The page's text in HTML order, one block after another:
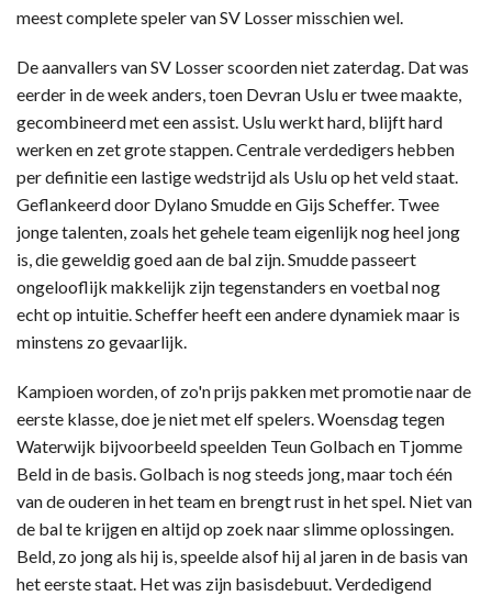
meest complete speler van SV Losser misschien wel.
De aanvallers van SV Losser scoorden niet zaterdag. Dat was
eerder in de week anders, toen Devran Uslu er twee maakte,
gecombineerd met een assist. Uslu werkt hard, blijft hard
werken en zet grote stappen. Centrale verdedigers hebben
per definitie een lastige wedstrijd als Uslu op het veld staat.
Geflankeerd door Dylano Smudde en Gijs Scheffer. Twee
jonge talenten, zoals het gehele team eigenlijk nog heel jong
is, die geweldig goed aan de bal zijn. Smudde passeert
ongelooflijk makkelijk zijn tegenstanders en voetbal nog
echt op intuitie. Scheffer heeft een andere dynamiek maar is
minstens zo gevaarlijk.
Kampioen worden, of zo'n prijs pakken met promotie naar de
eerste klasse, doe je niet met elf spelers. Woensdag tegen
Waterwijk bijvoorbeeld speelden Teun Golbach en Tjomme
Beld in de basis. Golbach is nog steeds jong, maar toch één
van de ouderen in het team en brengt rust in het spel. Niet van
de bal te krijgen en altijd op zoek naar slimme oplossingen.
Beld, zo jong als hij is, speelde alsof hij al jaren in de basis van
het eerste staat. Het was zijn basisdebuut. Verdedigend